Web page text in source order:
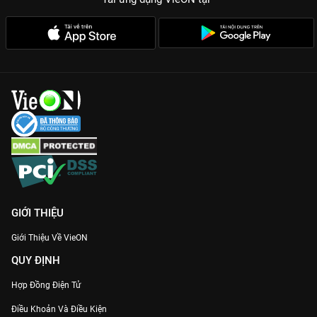
GIỚI THIỆU
Giới Thiệu Về VieON
QUY ĐỊNH
Hợp Đồng Điện Tử
Điều Khoản Và Điều Kiện